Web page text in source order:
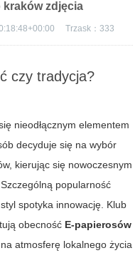
zdjęcia
Trzask： 333
czy tradycja?
nieodłącznym elementem
decyduje się na wybór
kierując się nowoczesnym
popularność
spotyka innowację. Klub
obecność E-papierosów
atmosferę lokalnego życia